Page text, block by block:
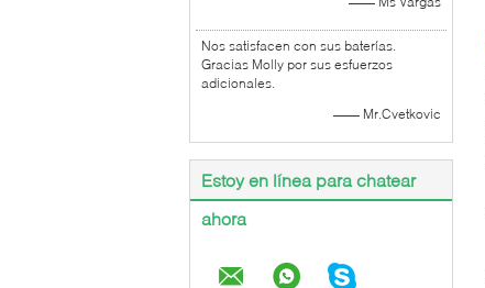
Nos satisfacen con sus baterías.
Gracias Molly por sus esfuerzos
adicionales.
—— Mr.Cvetkovic
Estoy en línea para chatear
ahora